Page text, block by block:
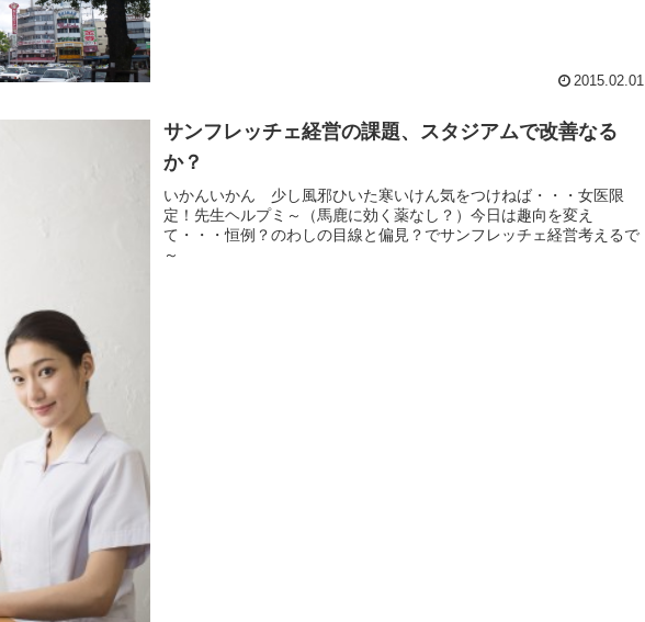
2015.02.01
サンフレッチェ経営の課題、スタジアムで改善なる
か？
いかんいかん 少し風邪ひいた寒いけん気をつけねば・・・女医限
定！先生ヘルプミ～（馬鹿に効く薬なし？）今日は趣向を変え
て・・・恒例？のわしの目線と偏見？でサンフレッチェ経営考えるで
～